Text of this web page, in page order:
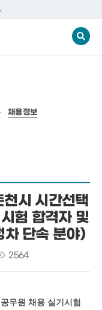
채용정보
시 시간선택
험 합격자 및
차 단속 분야)
2564
무원 채용 실기시험